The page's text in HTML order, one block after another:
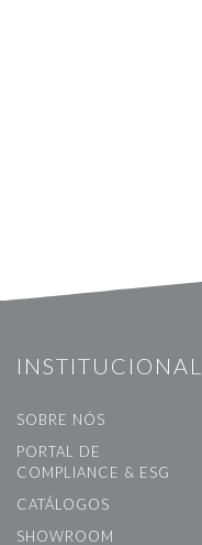
INSTITUCIONAL
SOBRE NÓS
PORTAL DE
COMPLIANCE & ESG
CATÁLOGOS
SHOWROOM